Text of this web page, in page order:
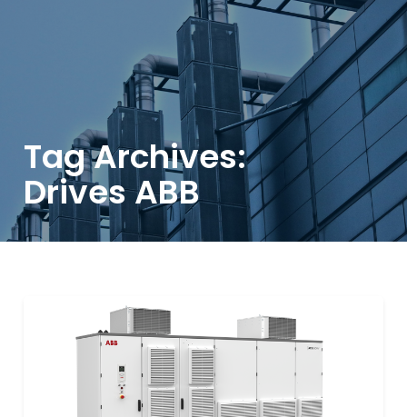
Tag Archives:
Drives ABB